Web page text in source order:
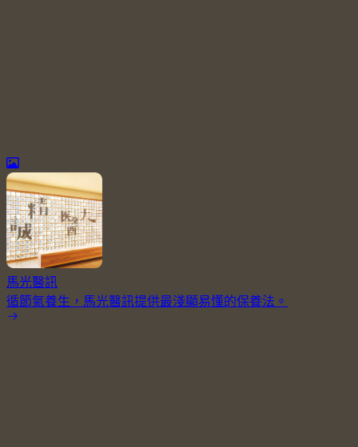
馬光醫訊
循節氣養生，馬光醫訊提供最淺顯易懂的保養法。